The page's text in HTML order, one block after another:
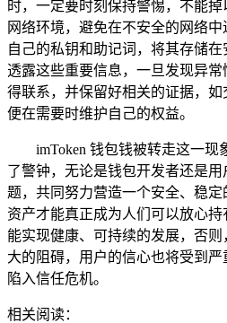
时，一定要时刻保持警惕，不能
网络环境，避免在不安全的网络
自己的私钥和助记词，将其存储
透露这些重要信息，一旦发现异
得联系，并保留好相关的证据，
便在需要时维护自己的权益。
imToken 钱包钱被转走这一
了警钟，无论是钱包开发者还是
题，共同努力营造一个安全、稳
资产才能真正成为人们可以放心
能实现健康、可持续的发展，否
大的阻碍，用户的信心也将受到
陷入信任危机。
相关阅读：